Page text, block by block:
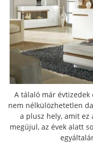
A tálaló már
nem nélkülözhetetlen
a plusz hely, amit
megújul, az évek alatt